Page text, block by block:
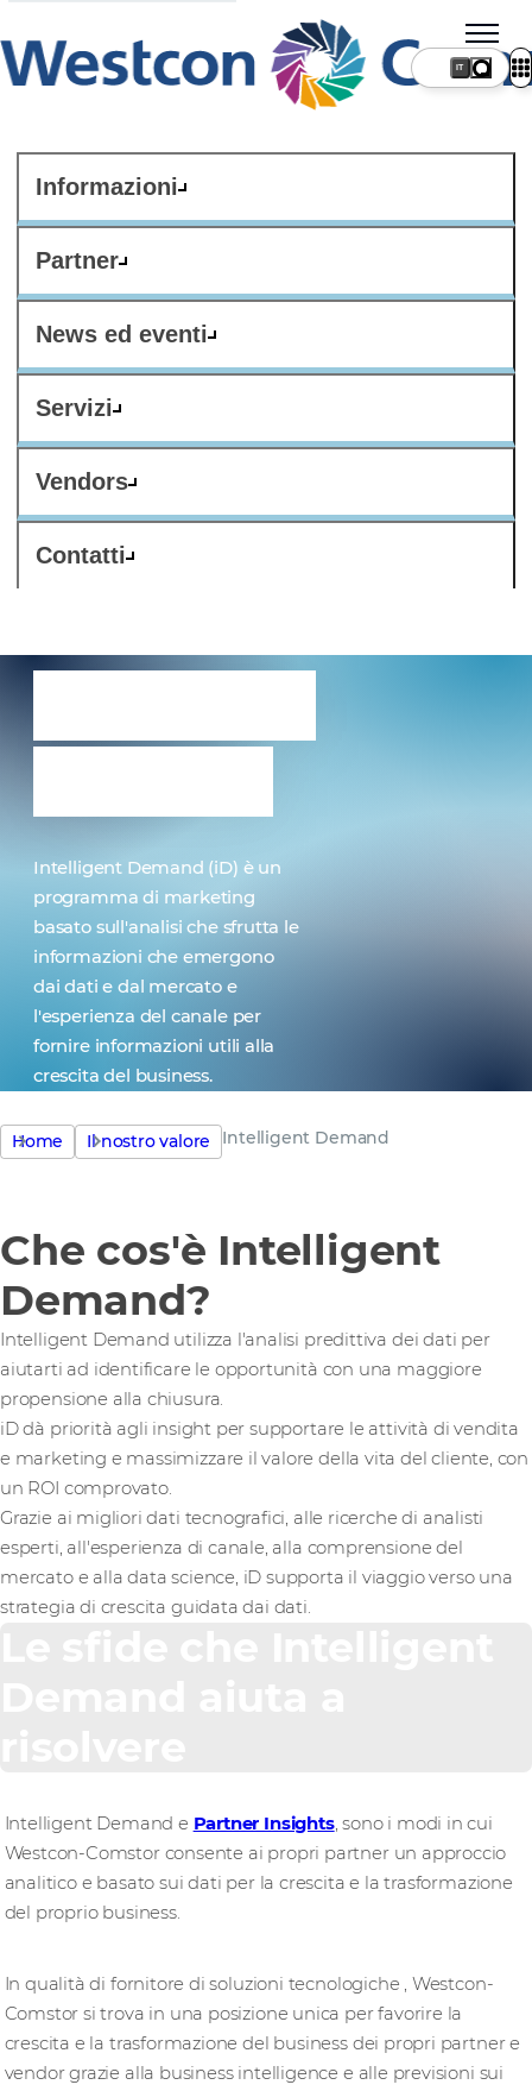
Informazioni
Partner
News ed eventi
Servizi
Vendors
Contatti
IT
Intelligent Demand (iD) è un
programma di marketing
basato sull'analisi che sfrutta le
informazioni che emergono
dai dati e dal mercato e
l'esperienza del canale per
fornire informazioni utili alla
crescita del business.
Home Il nostro valore Intelligent Demand
Che cos'è Intelligent
Demand?
Intelligent Demand utilizza l'analisi predittiva dei dati per
aiutarti ad identificare le opportunità con una maggiore
propensione alla chiusura.
iD dà priorità agli insight per supportare le attività di vendita
e marketing e massimizzare il valore della vita del cliente, con
un ROI comprovato.
Grazie ai migliori dati tecnografici, alle ricerche di analisti
esperti, all'esperienza di canale, alla comprensione del
mercato e alla data science, iD supporta il viaggio verso una
strategia di crescita guidata dai dati.
Intelligent Demand e Partner Insights, sono i modi in cui
Westcon-Comstor consente ai propri partner un approccio
analitico e basato sui dati per la crescita e la trasformazione
del proprio business.
In qualità di fornitore di soluzioni tecnologiche , Westcon-
Comstor si trova in una posizione unica per favorire la
crescita e la trasformazione del business dei propri partner e
vendor grazie alla business intelligence e alle previsioni sui